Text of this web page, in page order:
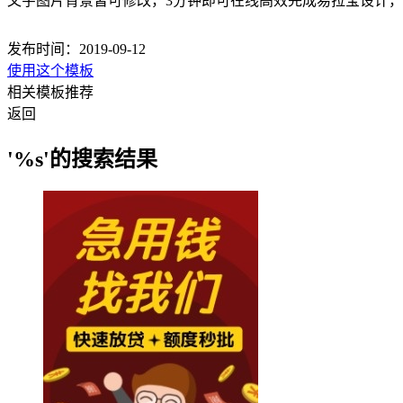
发布时间：2019-09-12
使用这个模板
相关模板推荐
返回
'%s'的搜索结果